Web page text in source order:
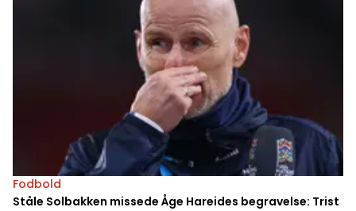
Fodbold
Ståle Solbakken missede Åge Hareides begravelse: Trist